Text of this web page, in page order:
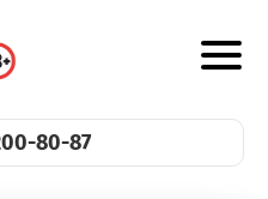
80-87